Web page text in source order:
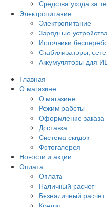
Средства ухода за
Электропитание
Электропитание
Зарядные устройства
Источники
Стабилизаторы,
Аккумуляторы для
Главная
О магазине
О магазине
Режим работы
Оформление заказа
Доставка
Система скидок
Фотогалерея
Новости и акции
Оплата
Оплата
Наличный расчет
Безналичный расчет
Кредит